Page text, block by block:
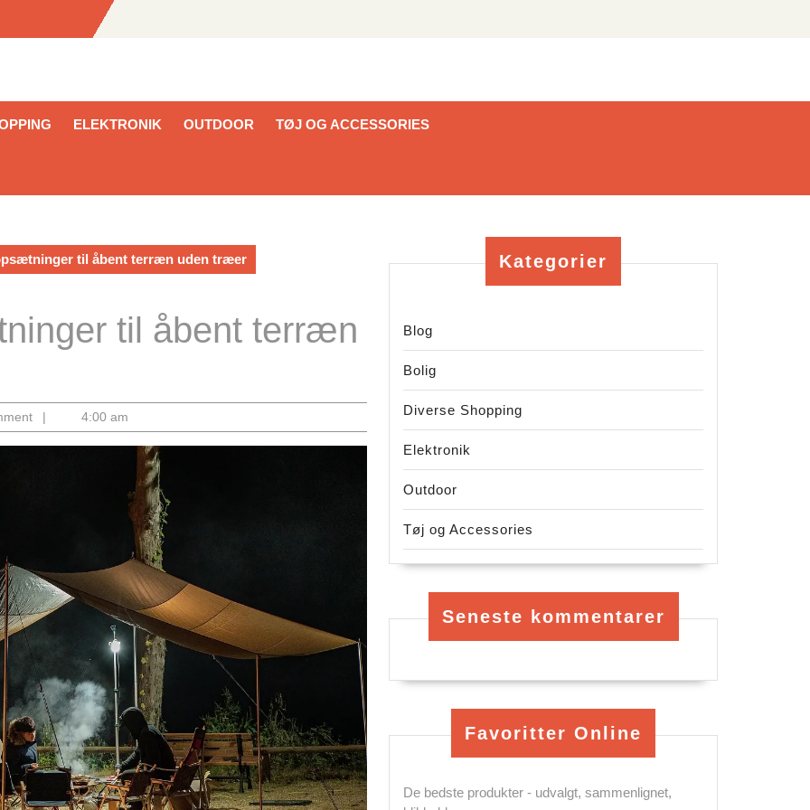
ELEKTRONIK OUTDOOR TØJ OG ACCESSORIES
til åbent terræn uden træer
til åbent terræn
| 4:00 am
Kategorier
Blog
Bolig
Diverse Shopping
Elektronik
Outdoor
Tøj og Accessories
Seneste kommentarer
Favoritter Online
De bedste produkter - udvalgt, sammenlignet,